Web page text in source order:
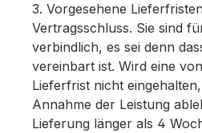
3. Vorgesehene
Vertragsschluss. Sie sind
verbindlich, es sei denn
vereinbart ist. Wird eine
Lieferfrist nicht
Annahme der Leistung
Lieferung länger als 4